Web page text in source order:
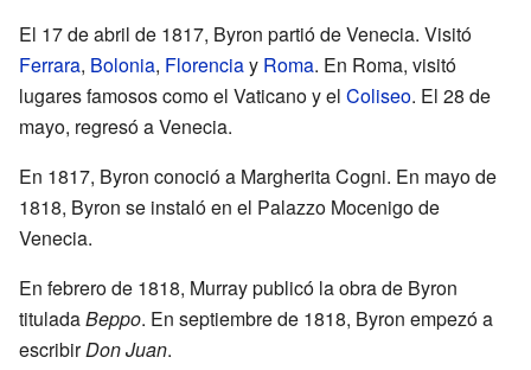
El 17 de abril de 1817, Byron partió de Venecia. Visitó
Ferrara, Bolonia, Florenciay Roma. En Roma, visitó
lugares famosos como el Vaticano y el Coliseo. El 28 de
mayo, regresó a Venecia.
En 1817, Byron conoció a Margherita Cogni. En mayo de
1818, Byron se instaló en el Palazzo Mocenigo de
Venecia.
En febrero de 1818, Murray publicó la obra de Byron
tituladaBeppo. En septiembre de 1818, Byron empezó a
escribirDon Juan.